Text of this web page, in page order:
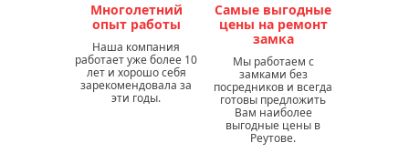
Многолетний
опыт работы
Наша компания
работает уже более 10
лет и хорошо себя
зарекомендовала за
эти годы.
Самые выгодные
цены на ремонт
замка
Мы работаем с
замками без
посредников и всегда
готовы предложить
Вам наиболее
выгодные цены в
Реутове.